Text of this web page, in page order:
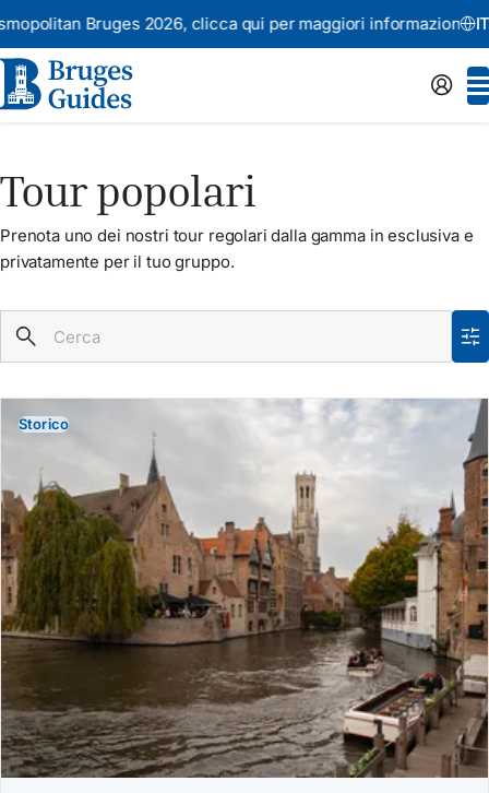
2026,clicca qui per maggiori informazioni Annuncio:
IT
Tour popolari
Prenota uno dei nostri tour regolari dalla gamma in esclusiva e
privatamente per il tuo gruppo.
Storico